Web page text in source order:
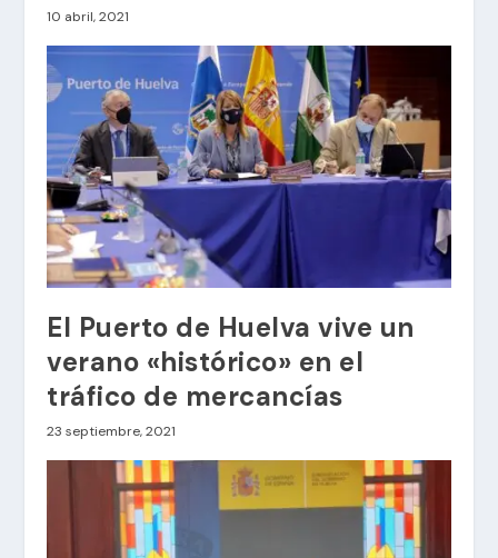
10 abril, 2021
El Puerto de Huelva vive un
verano «histórico» en el
tráfico de mercancías
23 septiembre, 2021